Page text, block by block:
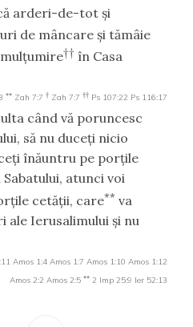
arderi-de-tot şi
de mâncare şi tămâie
†† în Casa
** Zah 7:7 † Zah 7:7 †† Ps 107:22 Ps 116:17
când vă poruncesc
să nu duceţi nicio
înăuntru pe porţile
atunci voi
cetăţii, care** va
ale Ierusalimului şi nu
Amos 1:4 Amos 1:7 Amos 1:10 Amos 1:12
Amos 2:2 Amos 2:5 ** 2 Imp 25:9 Ier 52:13